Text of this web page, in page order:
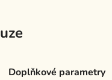
Doplňkové parametry